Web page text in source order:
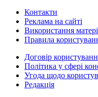
Контакти
Реклама на сайті
Використання
Правила
Договір
Політика у сфері
Угода щодо
Редакція